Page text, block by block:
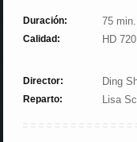
Duración: 75 min.
Calidad: HD
Director: Ding
Reparto: Lisa